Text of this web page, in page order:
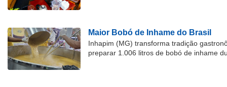
Maior Bobó de Inhame do Brasil
Inhapim (MG) transforma tradição
preparar 1.006 litros de bobó de inhame